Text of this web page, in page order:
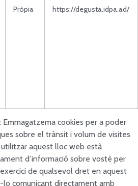
Pròpia https://degusta.idpa.ad/
Emmagatzema cookies per a poder
sobre el trànsit i volum de visites
utilitzar aquest lloc web està
d’informació sobre vostè per
de qualsevol dret en aquest
comunicant directament amb